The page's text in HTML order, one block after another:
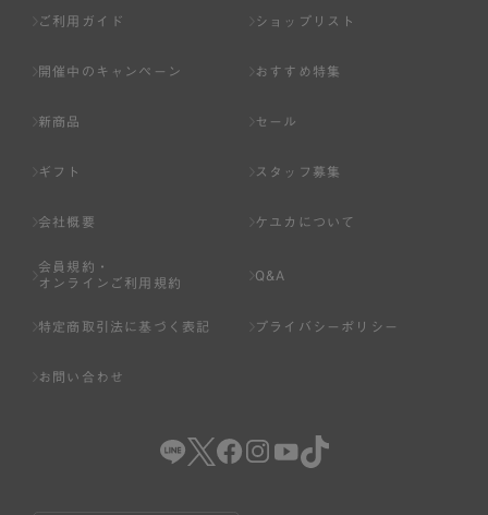
ページへの入力、または弊社が別途指定する方法に従って
基づき判断した場合は、弊社は、その登録を取り消すこと
のいずれかの事由に該当する場合は、その登録を拒否し、
または事前に通知することなく一旦なされた登録を取り消
いる場合。
ご利用ガイド ショップリスト
開催中のキャンペーン おすすめ特集
新商品 セール
ギフト スタッフ募集
会社概要 ケユカについて
会員規約・
オンラインご利用規約
Q&A
特定商取引法に基づく表記 プライバシーポリシー
お問い合わせ